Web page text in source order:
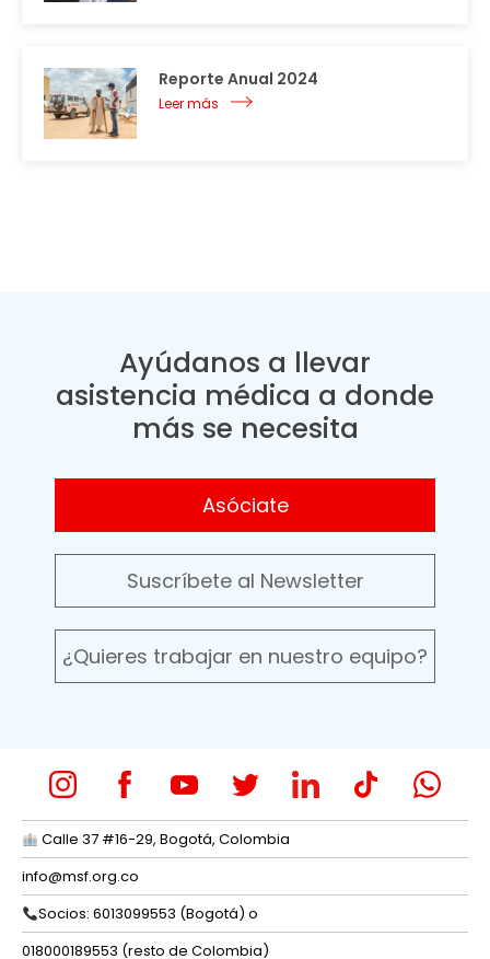
Reporte Anual 2024
Leer más
Ayúdanos a llevar
asistencia médica a donde
más se necesita
Asóciate
Suscríbete al Newsletter
¿Quieres trabajar en nuestro equipo?
Calle 37 #16-29, Bogotá, Colombia
info@msf.org.co
Socios: 6013099553 (Bogotá) o
018000189553 (resto de Colombia)